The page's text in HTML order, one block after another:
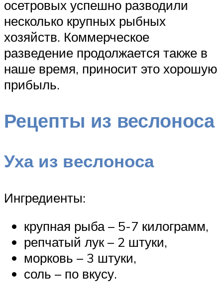
осетровых успешно разводили
несколько крупных рыбных
хозяйств. Коммерческое
разведение продолжается также в
наше время, приносит это хорошую
прибыль.
Рецепты из веслоноса
Уха из веслоноса
Ингредиенты:
крупная рыба – 5-7 килограмм,
репчатый лук – 2 штуки,
морковь – 3 штуки,
соль – по вкусу.